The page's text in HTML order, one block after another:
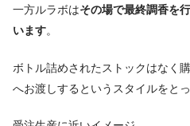
一方ルラボはその場で最終調香を
います。
ボトル詰めされたストックはなく
へお渡しするというスタイルをとっ